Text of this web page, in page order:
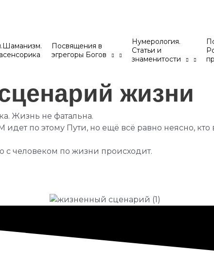
Посвящения в
эгрегоры Богов
Нумерология.
Статьи и
знаменитости
жизни
Жизнь не фатальна.
идет по этому Пути, но ещё всё равно неясно, кто
с человеком по жизни происходит.